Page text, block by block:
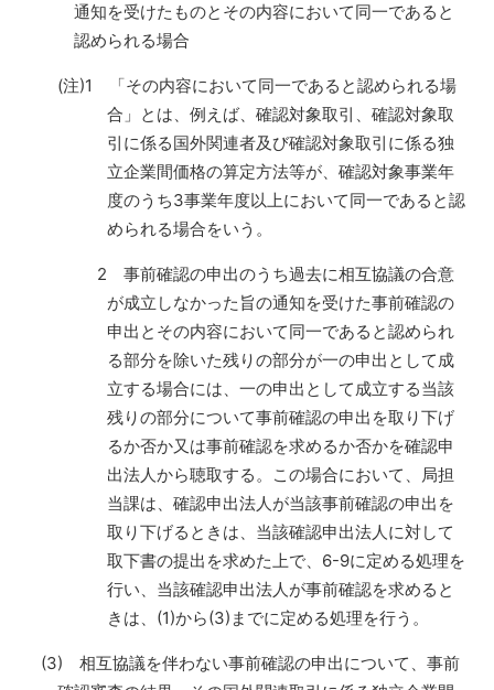
通知を受けたものとその内容において同一であると
認められる場合
(注)1 「その内容において同一であると認められる場
合」とは、例えば、確認対象取引、確認対象取
引に係る国外関連者及び確認対象取引に係る独
立企業間価格の算定方法等が、確認対象事業年
度のうち3事業年度以上において同一であると認
められる場合をいう。
2 事前確認の申出のうち過去に相互協議の合意
が成立しなかった旨の通知を受けた事前確認の
申出とその内容において同一であると認められ
る部分を除いた残りの部分が一の申出として成
立する場合には、一の申出として成立する当該
残りの部分について事前確認の申出を取り下げ
るか否か又は事前確認を求めるか否かを確認申
出法人から聴取する。この場合において、局担
当課は、確認申出法人が当該事前確認の申出を
取り下げるときは、当該確認申出法人に対して
取下書の提出を求めた上で、6-9に定める処理を
行い、当該確認申出法人が事前確認を求めると
きは、(1)から(3)までに定める処理を行う。
(3) 相互協議を伴わない事前確認の申出について、事前